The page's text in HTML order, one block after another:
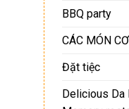
BBQ party
CÁC MÓN
Đặt tiệc
Delicious